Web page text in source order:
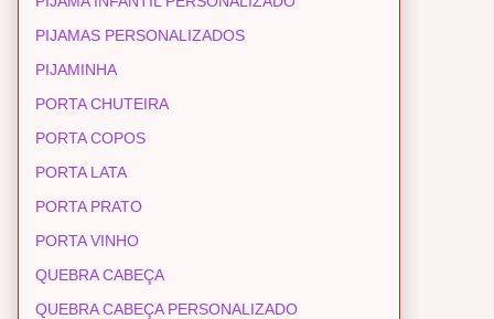
PIJAMAS PERSONALIZADOS
PIJAMINHA
PORTA CHUTEIRA
PORTA COPOS
PORTA LATA
PORTA PRATO
PORTA VINHO
QUEBRA CABEÇA
QUEBRA CABEÇA PERSONALIZADO